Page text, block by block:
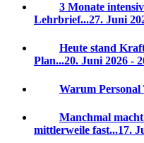
3 Monate
Lehrbrief...27. Juni
Heute stand
Plan...20. Juni 2026 -
Warum Personal
Manchmal
mittlerweile fast...17.